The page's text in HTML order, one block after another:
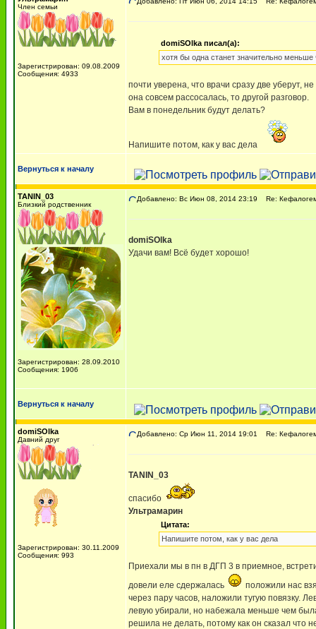
Член семьи
Зарегистрирован: 09.08.2009
Сообщения: 4933
domiSOlka писал(а):
хотя бы одна станет значительно
почти уверена, что врачи сразу две уберут,
она совсем рассосалась, то другой разговор.
Вам в понедельник будут делать?
Напишите потом, как у вас дела
Вернуться к началу
TANIN_03
Близкий родственник
Зарегистрирован: 28.09.2010
Сообщения: 1906
Добавлено: Вс Июн 08, 2014 23:19 Re:
domiSOlka
Удачи вам! Всё будет хорошо!
Вернуться к началу
domiSOlka
Давний друг
Зарегистрирован: 30.11.2009
Сообщения: 993
Добавлено: Ср Июн 11, 2014 19:01 Re:
TANIN_03
спасибо
Ультрамарин
Цитата:
Напишите потом, как у вас дела
Приехали мы в пн в ДГП 3 в приемное,
довели еле сдержалась
положили нас
через пару часов, наложили тугую повязку.
левую убирали, но набежала меньше чем
решила не делать, потому как он сказал что